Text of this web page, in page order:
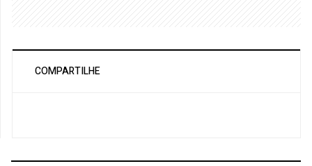
COMPARTILHE